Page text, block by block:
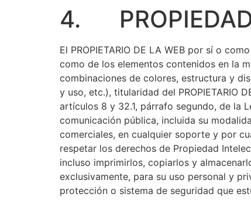
4. PROPIEDAD
El PROPIETARIO DE LA WEB por sí o
como de los elementos contenidos en la
combinaciones de colores, estructura y
y uso, etc.), titularidad del PROPIETARIO
artículos 8 y 32.1, párrafo segundo, de la
comunicación pública, incluida su
comerciales, en cualquier soporte y por
respetar los derechos de Propiedad
incluso imprimirlos, copiarlos y
exclusivamente, para su uso personal y
protección o sistema de seguridad que